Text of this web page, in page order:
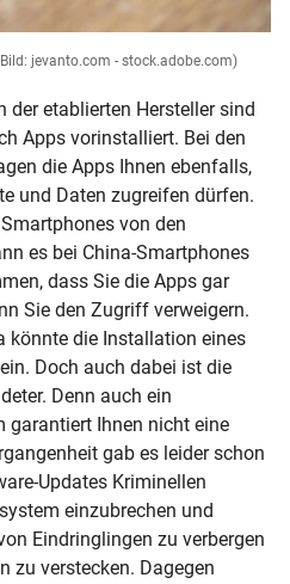
jevanto.com - stock.adobe.com)
der etablierten Hersteller sind
Apps vorinstalliert. Bei den
die Apps Ihnen ebenfalls,
und Daten zugreifen dürfen.
von den
es bei China-Smartphones
dass Sie die Apps gar
Sie den Zugriff verweigern.
könnte die Installation eines
Doch auch dabei ist die
Denn auch ein
garantiert Ihnen nicht eine
gab es leider schon
Updates Kriminellen
einzubrechen und
Eindringlingen zu verbergen
zu verstecken. Dagegen